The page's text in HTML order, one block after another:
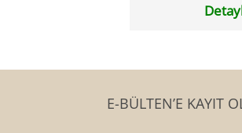
E-BÜLTEN’E KAYIT